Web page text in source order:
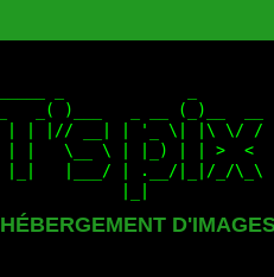
HÉBERGEMENT